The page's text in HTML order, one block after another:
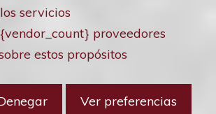
servicios
proveedores
estos propósitos
Ver preferencias